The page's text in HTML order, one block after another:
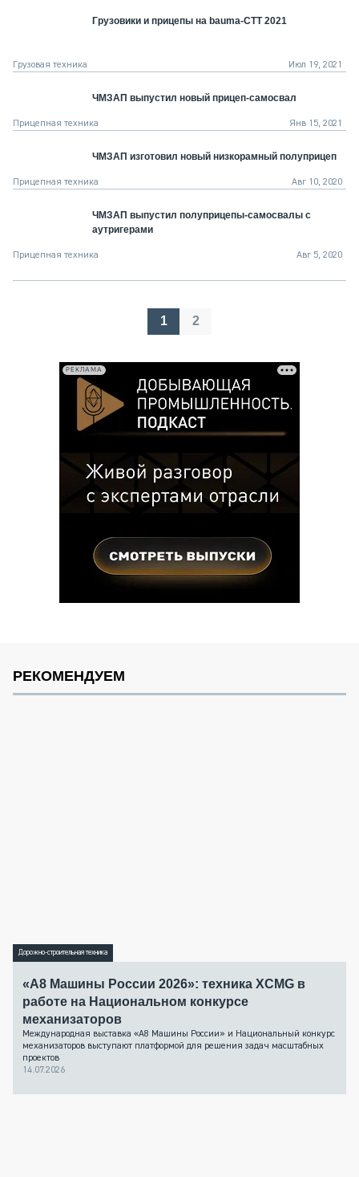
Грузовики и прицепы на bauma-СТТ 2021
Грузовая техника Июл 19, 2021
ЧМЗАП выпустил новый прицеп-самосвал
Прицепная техника Янв 15, 2021
ЧМЗАП изготовил новый низкорамный полуприцеп
Прицепная техника Авг 10, 2020
ЧМЗАП выпустил полуприцепы-самосвалы с
аутригерами
Прицепная техника Авг 5, 2020
Пагинация
1 2
РЕКЛАМА
РЕКОМЕНДУЕМ
Дорожно-строительная техника
«А8 Машины России 2026»: техника XCMG в
работе на Национальном конкурсе
механизаторов
Международная выставка «А8 Машины России» и Национальный конкурс
механизаторов выступают платформой для решения задач масштабных
проектов
14.07.2026